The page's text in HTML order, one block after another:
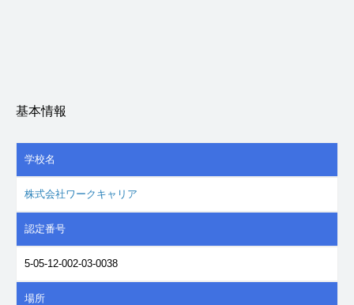
基本情報
学校名
株式会社ワークキャリア
認定番号
5-05-12-002-03-0038
場所